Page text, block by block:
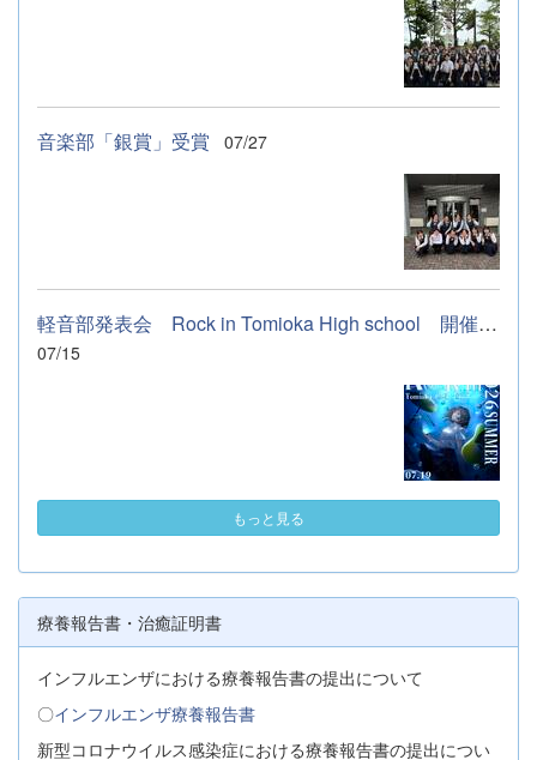
音楽部「銀賞」受賞 07/27
軽音部発表会 Rock in Tomioka High school 開催します
07/15
もっと見る
療養報告書・治癒証明書
インフルエンザにおける療養報告書の提出について
〇インフルエンザ療養報告書
新型コロナウイルス感染症における療養報告書の提出につい